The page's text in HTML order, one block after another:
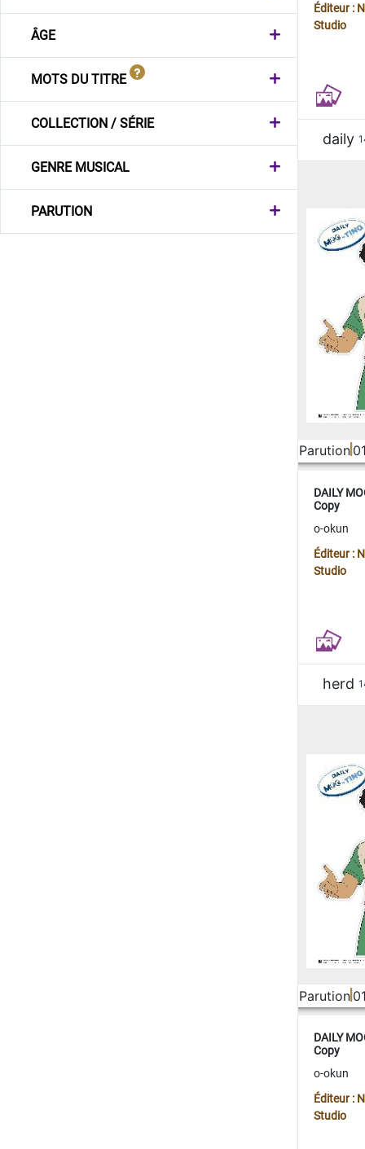
ÂGE
MOTS DU TITRE
COLLECTION / SÉRIE
GENRE MUSICAL
PARUTION
Éditeur :
Studio
daily
Parution
DAILY
Copy
o-okun
Éditeur :
Studio
herd
Parution
DAILY
Copy
o-okun
Éditeur :
Studio